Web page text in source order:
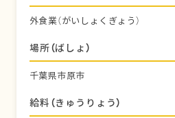
外食業（がいしょくぎょう）
場所（ばしょ）
千葉県市原市
給料（きゅうりょう）